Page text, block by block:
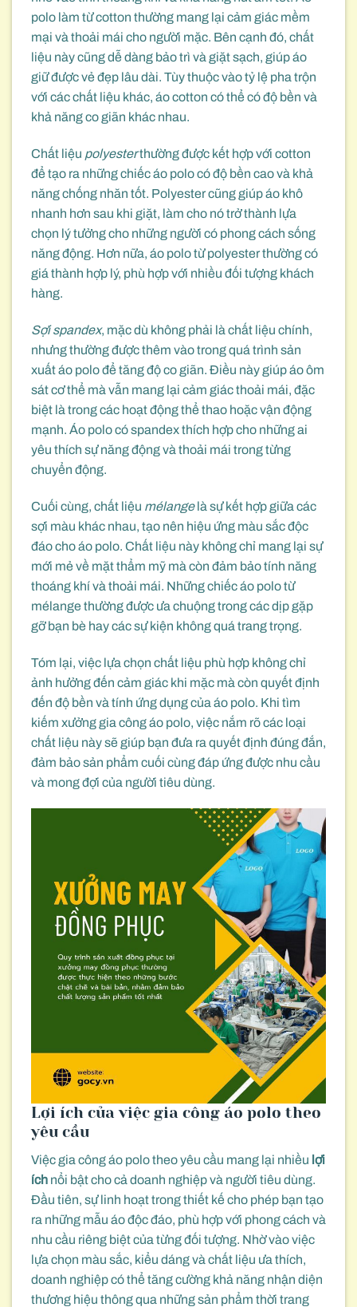
polo làm từ cotton thường mang lại cảm giác mềm
mại và thoải mái cho người mặc. Bên cạnh đó, chất
liệu này cũng dễ dàng bảo trì và giặt sạch, giúp áo
giữ được vẻ đẹp lâu dài. Tùy thuộc vào tỷ lệ pha trộn
với các chất liệu khác, áo cotton có thể có độ bền và
khả năng co giãn khác nhau.
Chất liệu polyesterthường được kết hợp với cotton
để tạo ra những chiếc áo polo có độ bền cao và khả
năng chống nhăn tốt. Polyester cũng giúp áo khô
nhanh hơn sau khi giặt, làm cho nó trở thành lựa
chọn lý tưởng cho những người có phong cách sống
năng động. Hơn nữa, áo polo từ polyester thường có
giá thành hợp lý, phù hợp với nhiều đối tượng khách
hàng.
Sợi spandex, mặc dù không phải là chất liệu chính,
nhưng thường được thêm vào trong quá trình sản
xuất áo polo để tăng độ co giãn. Điều này giúp áo ôm
sát cơ thể mà vẫn mang lại cảm giác thoải mái, đặc
biệt là trong các hoạt động thể thao hoặc vận động
mạnh. Áo polo có spandex thích hợp cho những ai
yêu thích sự năng động và thoải mái trong từng
chuyển động.
Cuối cùng, chất liệu mélangelà sự kết hợp giữa các
sợi màu khác nhau, tạo nên hiệu ứng màu sắc độc
đáo cho áo polo. Chất liệu này không chỉ mang lại sự
mới mẻ về mặt thẩm mỹ mà còn đảm bảo tính năng
thoáng khí và thoải mái. Những chiếc áo polo từ
mélange thường được ưa chuộng trong các dịp gặp
gỡ bạn bè hay các sự kiện không quá trang trọng.
Tóm lại, việc lựa chọn chất liệu phù hợp không chỉ
ảnh hưởng đến cảm giác khi mặc mà còn quyết định
đến độ bền và tính ứng dụng của áo polo. Khi tìm
kiếm xưởng gia công áo polo, việc nắm rõ các loại
chất liệu này sẽ giúp bạn đưa ra quyết định đúng đắn,
đảm bảo sản phẩm cuối cùng đáp ứng được nhu cầu
và mong đợi của người tiêu dùng.
Lợi ích của việc gia công áo polo theo
yêu cầu
Việc gia công áo polo theo yêu cầu mang lại nhiều lợi
ích nổi bật cho cả doanh nghiệp và người tiêu dùng.
Đầu tiên, sự linh hoạt trong thiết kế cho phép bạn tạo
ra những mẫu áo độc đáo, phù hợp với phong cách và
nhu cầu riêng biệt của từng đối tượng. Nhờ vào việc
lựa chọn màu sắc, kiểu dáng và chất liệu ưa thích,
doanh nghiệp có thể tăng cường khả năng nhận diện
thương hiệu thông qua những sản phẩm thời trang